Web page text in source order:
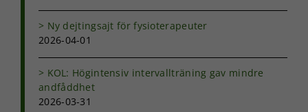
Ny dejtingsajt för fysioterapeuter
2026-04-01
KOL: Högintensiv intervallträning gav mindre
andfåddhet
2026-03-31